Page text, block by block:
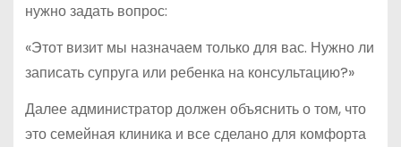
нужно задать вопрос:
«Этот визит мы назначаем только для вас. Нужно ли
записать супруга или ребенка на консультацию?»
Далее администратор должен объяснить о том, что
это семейная клиника и все сделано для комфорта